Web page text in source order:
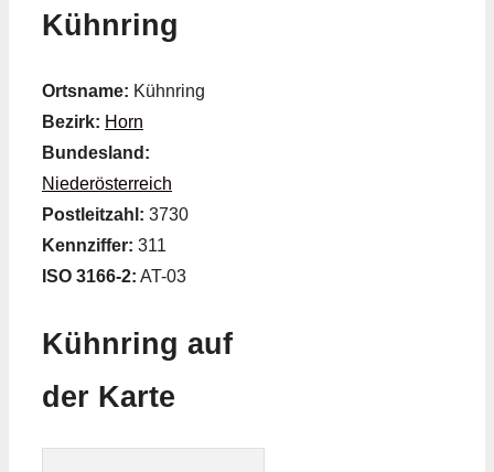
Kühnring
Ortsname: Kühnring
Bezirk: Horn
Bundesland:
Niederösterreich
Postleitzahl: 3730
Kennziffer: 311
ISO 3166-2: AT-03
Kühnring auf
der Karte